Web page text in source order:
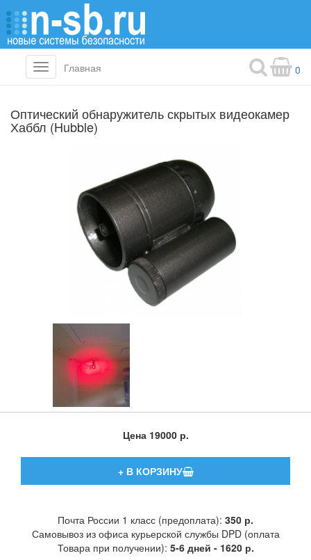
Toggle
navigation
Главная 0
Оптический обнаружитель скрытых видеокамер
Хаббл (Hubble)
Цена 19000 р.
Почта России 1 класс (предоплата): 350 р.
Самовывоз из офиса курьерской службы DPD (оплата
Товара при получении): 5-6 дней - 1620 р.